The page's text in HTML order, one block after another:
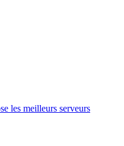
les meilleurs serveurs